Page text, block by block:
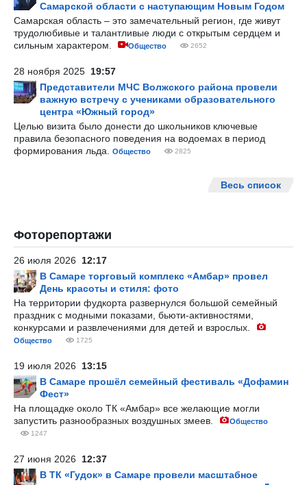
Самарской области с наступающим Новым Годом
Самарская область – это замечательный регион, где живут
трудолюбивые и талантливые люди с открытым сердцем и
сильным характером.
Общество 2652
28 ноября 2025 19:57
Представители МЧС Волжского района провели
важную встречу с учениками образовательного
центра «Южный город»
Целью визита было донести до школьников ключевые
правила безопасного поведения на водоемах в период
формирования льда.
Общество 2825
Весь список
Фоторепортажи
26 июля 2026 12:17
В Самаре торговый комплекс «Амбар» провел
День красоты и стиля: фото
На территории фудкорта развернулся большой семейный
праздник с модными показами, бьюти-активностями,
конкурсами и развлечениями для детей и взрослых.
Общество 1725
19 июля 2026 13:15
В Самаре прошёл семейный фестиваль «Дофамин
Фест»
На площадке около ТК «Амбар» все желающие могли
запустить разнообразных воздушных змеев.
Общество
1247
27 июня 2026 12:37
В ТК «Гудок» в Самаре провели масштабное